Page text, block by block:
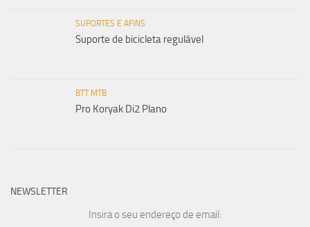
SUPORTES E AFINS
Suporte de bicicleta regulável
BTT MTB
Pro Koryak Di2 Plano
NEWSLETTER
Insira o seu endereço de email: